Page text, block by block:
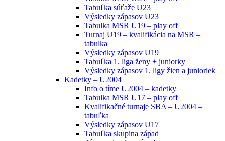
Tabuľka súťaže U23
Výsledky zápasov U23
Tabulka MSR U19 – play off
Turnaj U19 – kvalifikácia na MSR –
tabulka
Výsledky zápasov U19
Tabuľka 1. liga ženy + juniorky
Výsledky zápasov 1. ligy žien a junioriek
Kadetky – U2004
Info o tíme U2004 – kadetky
Tabulka MSR U17 – play off
Kvalifikačné turnaje SBA – U2004 –
tabuľka
Výsledky zápasov U17
Tabuľka skupina západ